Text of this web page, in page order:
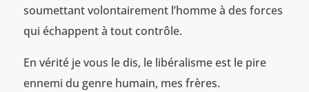
soumettant volontairement l’homme à des forces
qui échappent à tout contrôle.
En vérité je vous le dis, le libéralisme est le pire
ennemi du genre humain, mes frères.